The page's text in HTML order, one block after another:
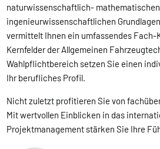
naturwissenschaftlich-
ingenieurwissenschaftlichen
vermittelt Ihnen ein umfassendes Fach-
Kernfelder der Allgemeinen
Wahlpflichtbereich setzen Sie einen
Ihr berufliches Profil.
Nicht zuletzt profitieren Sie von
Mit wertvollen Einblicken in das
Projektmanagement stärken Sie Ihre